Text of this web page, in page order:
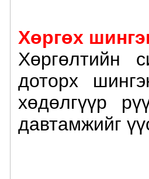
Хөргөх
Хөргөлтийн
доторх
хөдөлгүүр
давтамжийг